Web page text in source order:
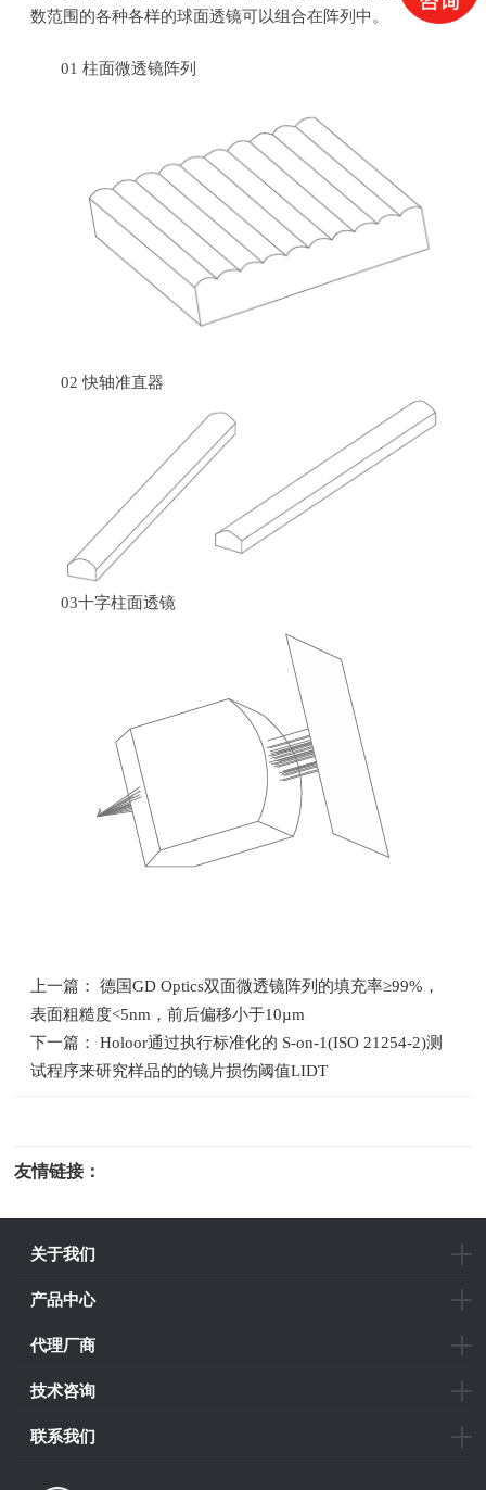
数范围的各种各样的球面透镜可以组合在阵列中。
01 柱面微透镜阵列
02 快轴准直器
03十字柱面透镜
上一篇： 德国GD Optics双面微透镜阵列的填充率≥99%，
表面粗糙度<5nm，前后偏移小于10µm
下一篇： Holoor通过执行标准化的 S-on-1(ISO 21254-2)测
试程序来研究样品的的镜片损伤阈值LIDT
友情链接：
关于我们
产品中心
代理厂商
技术咨询
联系我们